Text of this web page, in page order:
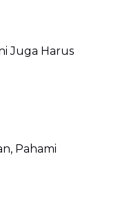
Juga Harus
Pahami